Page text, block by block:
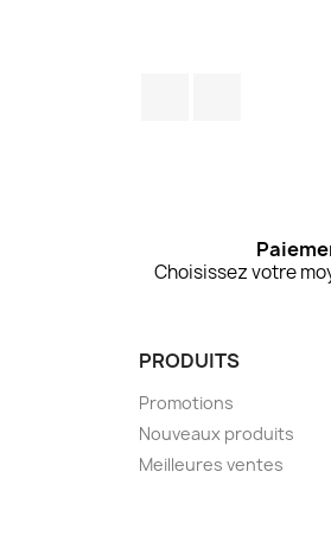
Choisissez votre
PRODUITS
Promotions
Nouveaux produits
Meilleures ventes